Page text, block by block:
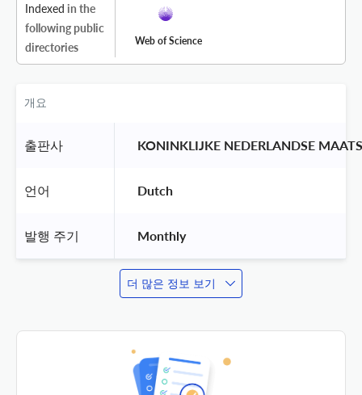
Indexed in the
following public
directories
Web of Science
개요
출판사 KONINKLIJKE NEDERLANDSE
언어 Dutch
발행 주기 Monthly
더 많은 정보 보기